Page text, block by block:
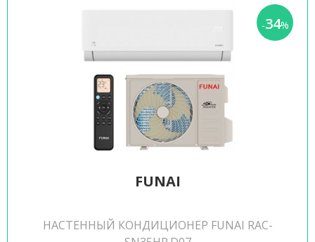
-34%
FUNAI
НАСТЕННЫЙ КОНДИЦИОНЕР FUNAI RAC-